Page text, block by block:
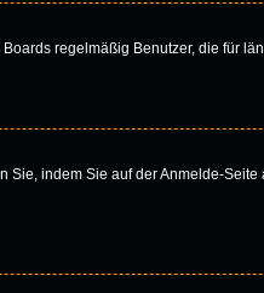
regelmäßig Benutzer, die für
indem Sie auf der Anmelde-Seite